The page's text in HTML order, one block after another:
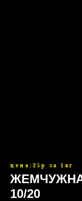
цена:25р за 1кг
10/20